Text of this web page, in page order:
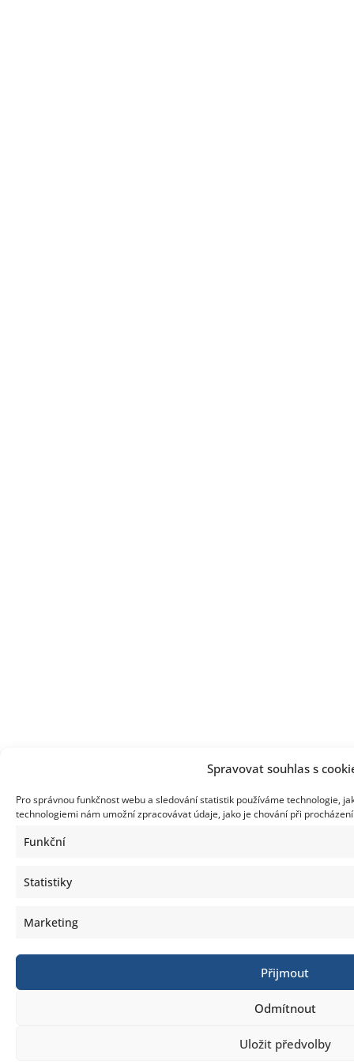
Spravovat souhlas s
Pro správnou funkčnost webu a sledování statistik používáme technologie,
technologiemi nám umožní zpracovávat údaje, jako je chování při
Funkční
Statistiky
Marketing
Přijmout
Odmítnout
Uložit předvolby